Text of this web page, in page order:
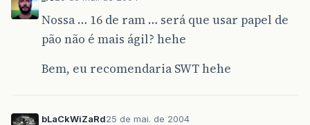
Nossa … 16 de ram … será que usar papel de
pão não é mais ágil? hehe
Bem, eu recomendaria SWT hehe
bLaCkWiZaRd25 de mai. de 2004